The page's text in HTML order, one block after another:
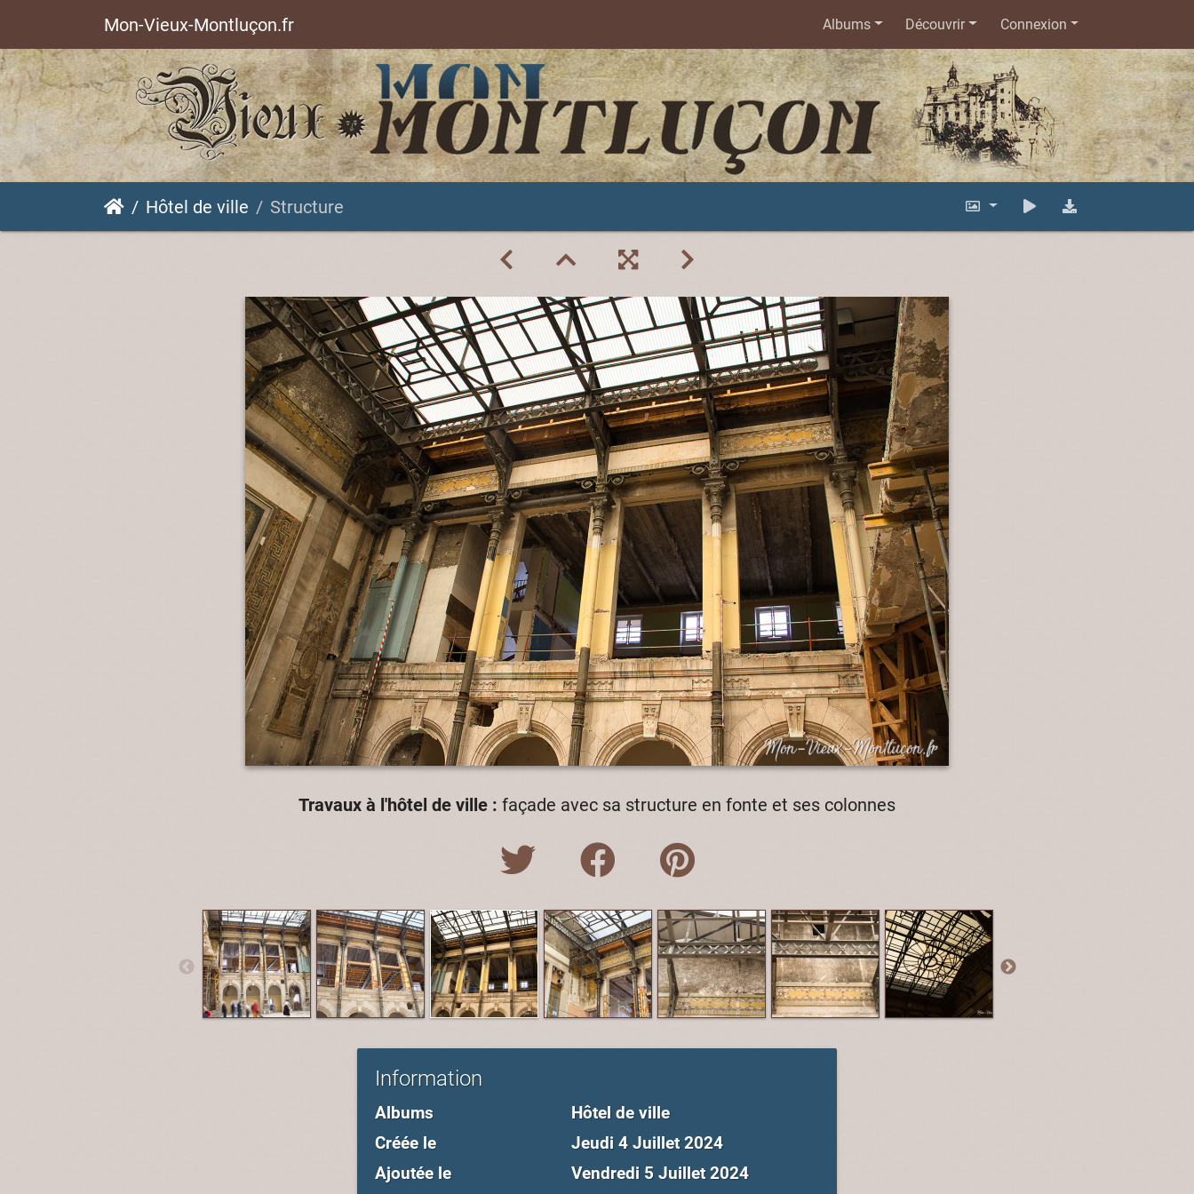
Mon-Vieux-Montluçon.fr Albums Découvrir Connexion
Hôtel de ville Structure
Travaux à l'hôtel de ville : façade avec sa structure en fonte et ses colonnes
Information
Albums
Hôtel de ville
Créée le
Jeudi 4 Juillet 2024
Ajoutée le
Vendredi 5 Juillet 2024